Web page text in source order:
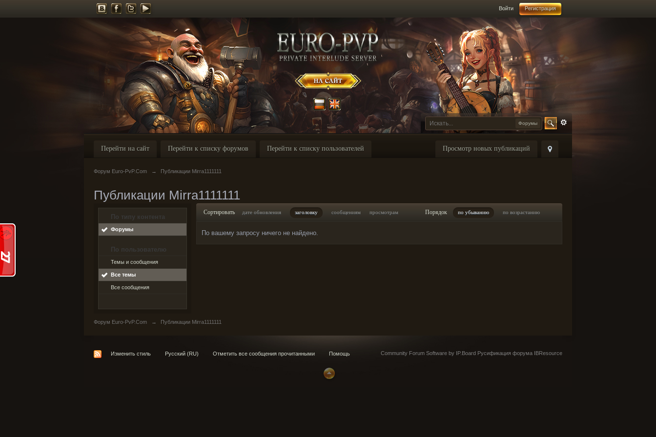
Войти Регистрация
Форумы
Просмотр новых публикаций
Перейти на сайт Перейти к списку форумов Перейти к списку пользователей
Форум Euro-PvP.Com → Публикации Mirra1111111
Публикации Mirra1111111
По типу контента
Форумы
По пользователю
Темы и сообщения
Все темы
Все сообщения
Сортировать дате обновления заголовку сообщениям просмотрам Порядок по убыванию по возрастанию
По вашему запросу ничего не найдено.
Форум Euro-PvP.Com → Публикации Mirra1111111
Изменить стиль Русский (RU) Отметить все сообщения прочитанными Помощь Community Forum Software by IP.Board Русификация форума IBResource